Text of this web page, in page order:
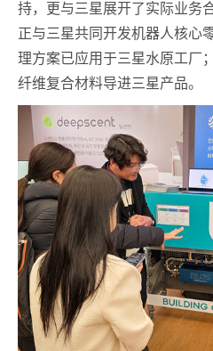
持，更与三星展开了实际业务
正与三星共同开发机器人核心
理方案已应用于三星水原工厂
纤维复合材料导进三星产品。